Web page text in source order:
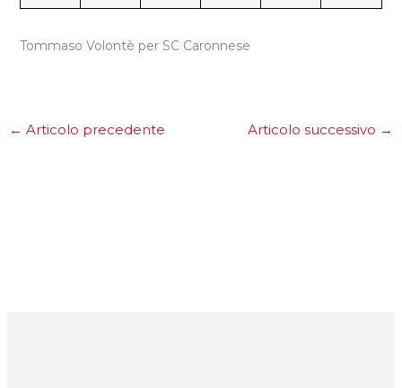
Tommaso Volontè per SC Caronnese
← Articolo precedente Articolo successivo →